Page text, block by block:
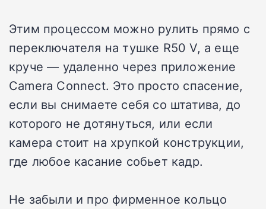
Этим процессом можно рулить прямо с
переключателя на тушке R50 V, а еще
круче — удаленно через приложение
Camera Connect. Это просто спасение,
если вы снимаете себя со штатива, до
которого не дотянуться, или если
камера стоит на хрупкой конструкции,
где любое касание собьет кадр.
Не забыли и про фирменное кольцо